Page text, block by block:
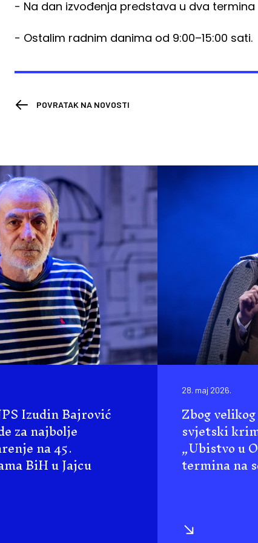
- Na dan izvođenja predstava u dva termina
- Ostalim radnim danima od 9:00–15:00 sati.
POVRATAK NA NOVOSTI
Izudin Bajrović
za najbolje
na 45.
BiH u Jajcu
28. maj 2026.
Zbog
svjetski
„Ubistvo u
termina na